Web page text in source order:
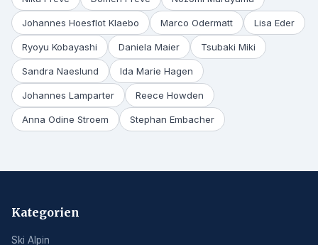
Johannes Hoesflot Klaebo Marco Odermatt Lisa Eder
Ryoyu Kobayashi Daniela Maier Tsubaki Miki
Sandra Naeslund Ida Marie Hagen
Johannes Lamparter Reece Howden
Anna Odine Stroem Stephan Embacher
Kategorien
Ski Alpin